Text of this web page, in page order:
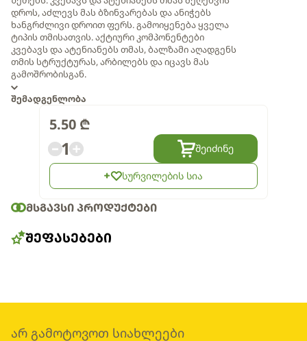
დროს, აძლევს მას ბზინვარებას და ანიჭებს
ხანგრძლივი დროით ფერს. გამოიყენება ყველა
ტიპის თმისათვის. აქტიური კომპონენტები
კვებავს და ატენიანებს თმას, ბალზამი აღადგენს
თმის სტრუქტურას, არბილებს და იცავს მას
გამოშრობისგან.
შემადგენლობა
5.50 ₾
1 შეიძინე
სურვილების სია
ᲛᲡᲒᲐᲕᲡᲘ ᲞᲠᲝᲓᲣᲥᲢᲔᲑᲘ
ᲨᲔᲤᲐᲡᲔᲑᲔᲑᲘ
არ გამოტოვოთ სიახლეები